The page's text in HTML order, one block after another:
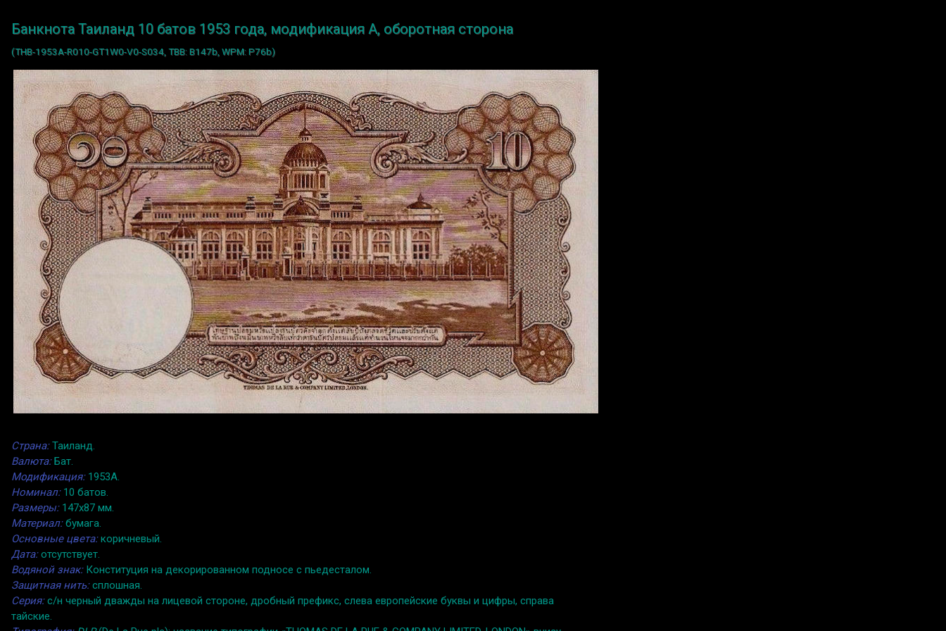
Банкнота Таиланд 10 батов 1953 года, модификация A, оборотная сторона
(THB-1953A-R010-GT1W0-V0-S034, TBB: B147b, WPM: P76b)
Страна:Таиланд.
Валюта:Бат.
Модификация:1953A.
Номинал:10 батов.
Размеры:147x87 мм.
Материал:бумага.
Основные цвета:коричневый.
Дата:отсутствует.
Водяной знак:Конституция на декорированном подносе с пьедесталом.
Защитная нить:сплошная.
Серия:с/н черный дважды на лицевой стороне, дробный префикс, слева европейские буквы и цифры, справа
тайские.